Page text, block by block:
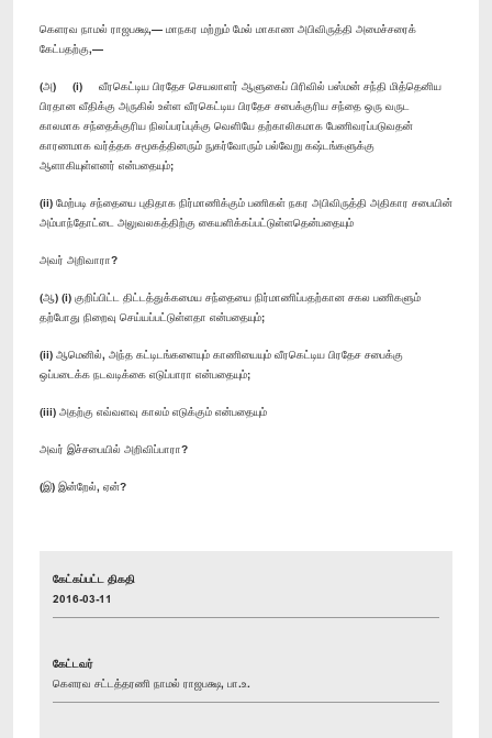
கெளரவ நாமல் ராஜபக்ஷ,— மாநகர மற்றும் மேல் மாகாண அபிவிருத்தி அமைச்சரைக்
கேட்பதற்கு,—
(அ) (i) வீரகெட்டிய பிரதேச செயலாளர் ஆளுகைப் பிரிவில் பஸ்மன் சந்தி மித்தெனிய
பிரதான வீதிக்கு அருகில் உள்ள வீரகெட்டிய பிரதேச சபைக்குரிய சந்தை ஒரு வருட
காலமாக சந்தைக்குரிய நிலப்பரப்புக்கு வெளியே தற்காலிகமாக பேணிவரப்படுவதன்
காரணமாக வர்த்தக சமூகத்தினரும் நுகர்வோரும் பல்வேறு கஷ்டங்களுக்கு
ஆளாகியுள்ளனர் என்பதையும்;
(ii) மேற்படி சந்தையை புதிதாக நிர்மாணிக்கும் பணிகள் நகர அபிவிருத்தி அதிகார சபையின்
அம்பாந்தோட்டை அலுவலகத்திற்கு கையளிக்கப்பட்டுள்ளதென்பதையும்
அவர் அறிவாரா?
(ஆ) (i) குறிப்பிட்ட திட்டத்துக்கமைய சந்தையை நிர்மாணிப்பதற்கான சகல பணிகளும்
தற்போது நிறைவு செய்யப்பட்டுள்ளதா என்பதையும்;
(ii) ஆமெனில், அந்த கட்டிடங்களையும் காணியையும் வீரகெட்டிய பிரதேச சபைக்கு
ஒப்படைக்க நடவடிக்கை எடுப்பாரா என்பதையும்;
(iii) அதற்கு எவ்வளவு காலம் எடுக்கும் என்பதையும்
அவர் இச்சபையில் அறிவிப்பாரா?
(இ) இன்றேல், ஏன்?
கேட்கப்பட்ட திகதி
2016-03-11
கேட்டவர்
கௌரவ சட்டத்தரணி நாமல் ராஜபக்ஷ, பா.உ.